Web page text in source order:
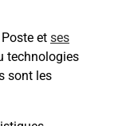
et ses
technologies
sont les